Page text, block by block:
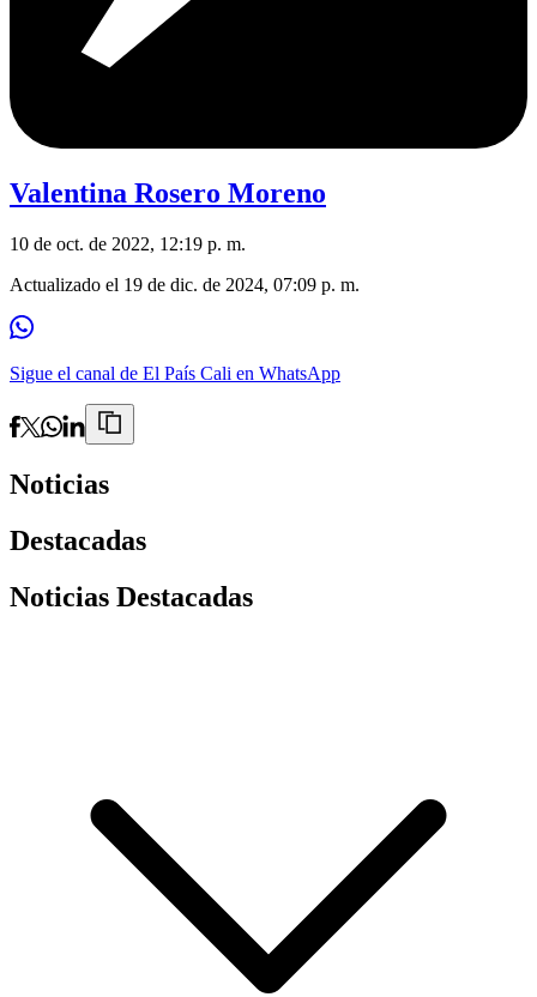
Valentina Rosero Moreno
10 de oct. de 2022, 12:19 p. m.
Actualizado el 19 de dic. de 2024, 07:09 p. m.
Sigue el canal de El País Cali en WhatsApp
Noticias
Destacadas
Noticias Destacadas